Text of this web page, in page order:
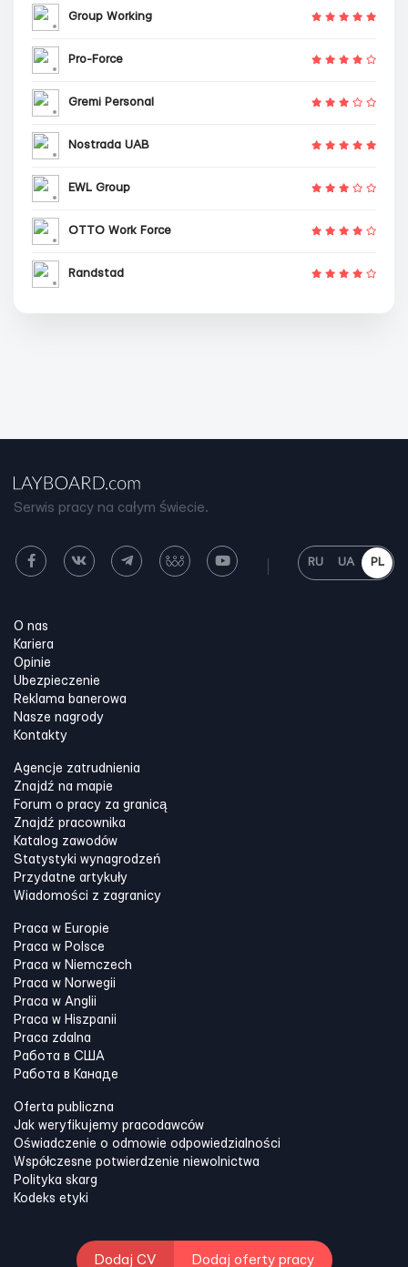
Group Working
Pro-Force
Gremi Personal
Nostrada UAB
EWL Group
OTTO Work Force
Randstad
Serwis pracy na całym świecie.
RU UA PL
O nas
Kariera
Opinie
Ubezpieczenie
Reklama banerowa
Nasze nagrody
Kontakty
Agencje zatrudnienia
Znajdź na mapie
Forum o pracy za granicą
Znajdź pracownika
Katalog zawodów
Statystyki wynagrodzeń
Przydatne artykuły
Wiadomości z zagranicy
Praca w Europie
Praca w Polsce
Praca w Niemczech
Praca w Norwegii
Praca w Anglii
Praca w Hiszpanii
Praca zdalna
Работа в США
Работа в Канадe
Oferta publiczna
Jak weryfikujemy pracodawców
Oświadczenie o odmowie odpowiedzialności
Współczesne potwierdzenie niewolnictwa
Polityka skarg
Kodeks etyki
Dodaj CV Dodaj oferty pracy